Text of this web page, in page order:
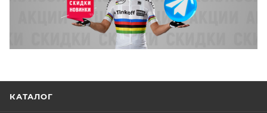
КАТАЛОГ